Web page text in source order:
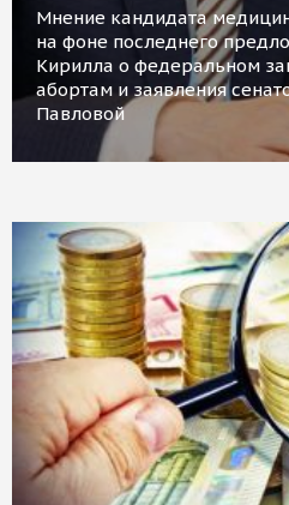
Мнение кандидата
на фоне последнего
Кирилла о федеральном
абортам и заявления
Павловой